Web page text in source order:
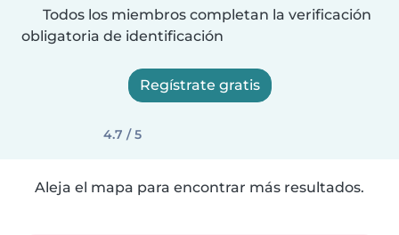
Todos los miembros completan la verificación
obligatoria de identificación
Regístrate gratis
4.7 / 5
Aleja el mapa para encontrar más resultados.